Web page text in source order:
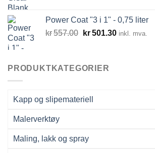
Power Coat "3 i 1" - 0,75 liter
kr557.00 Opprinnelig
kr557.00.
kr501.30Nåværende
inkl. mva.
PRODUKTKATEGORIER
Kapp og slipemateriell
Malerverktøy
Maling, lakk og spray